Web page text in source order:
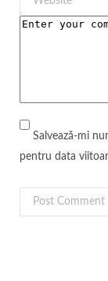
Salvează-mi
pentru data